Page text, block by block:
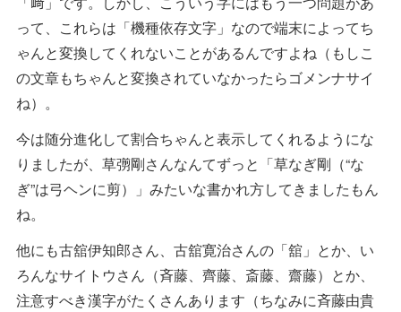
って、これらは「機種依存文字」なので端末によってち
ゃんと変換してくれないことがあるんですよね（もしこ
の文章もちゃんと変換されていなかったらゴメンナサイ
ね）。
今は随分進化して割合ちゃんと表示してくれるようにな
りましたが、草彅剛さんなんてずっと「草なぎ剛（“な
ぎ”は弓ヘンに剪）」みたいな書かれ方してきましたもん
ね。
他にも古舘伊知郎さん、古舘寛治さんの「舘」とか、い
ろんなサイトウさん（斉藤、齊藤、斎藤、齋藤）とか、
注意すべき漢字がたくさんあります（ちなみに斉藤由貴